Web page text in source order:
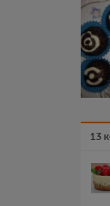
13